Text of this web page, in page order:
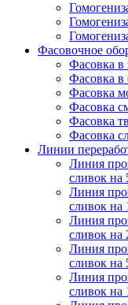
Фасовочное
Фасовка в
Фасовка в
Фасовка
Фасовка
Фасовка
Фасовка
Линии
Линия
сливок на
Линия
сливок на
Линия
сливок на
Линия
сливок на
Линия
сливок на